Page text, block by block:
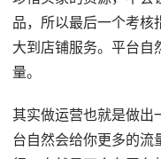
品，所以最后一个考核
大到店铺服务。平台自
量。
其实做运营也就是做出
台自然会给你更多的流